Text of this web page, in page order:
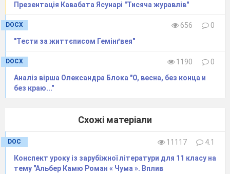
Презентація Кавабата Ясунарі "Тисяча журавлів"
DOCX 656
0
"Тести за життєписом Гемінґвея"
DOCX 1190
0
Аналіз вірша Олександра Блока "О, весна, без конца и
без краю..."
Схожі матеріали
DOC 11117
4.1
Конспект уроку із зарубіжної літератури для 11 класу на
тему "Альбер Камю Роман « Чума ». Вплив